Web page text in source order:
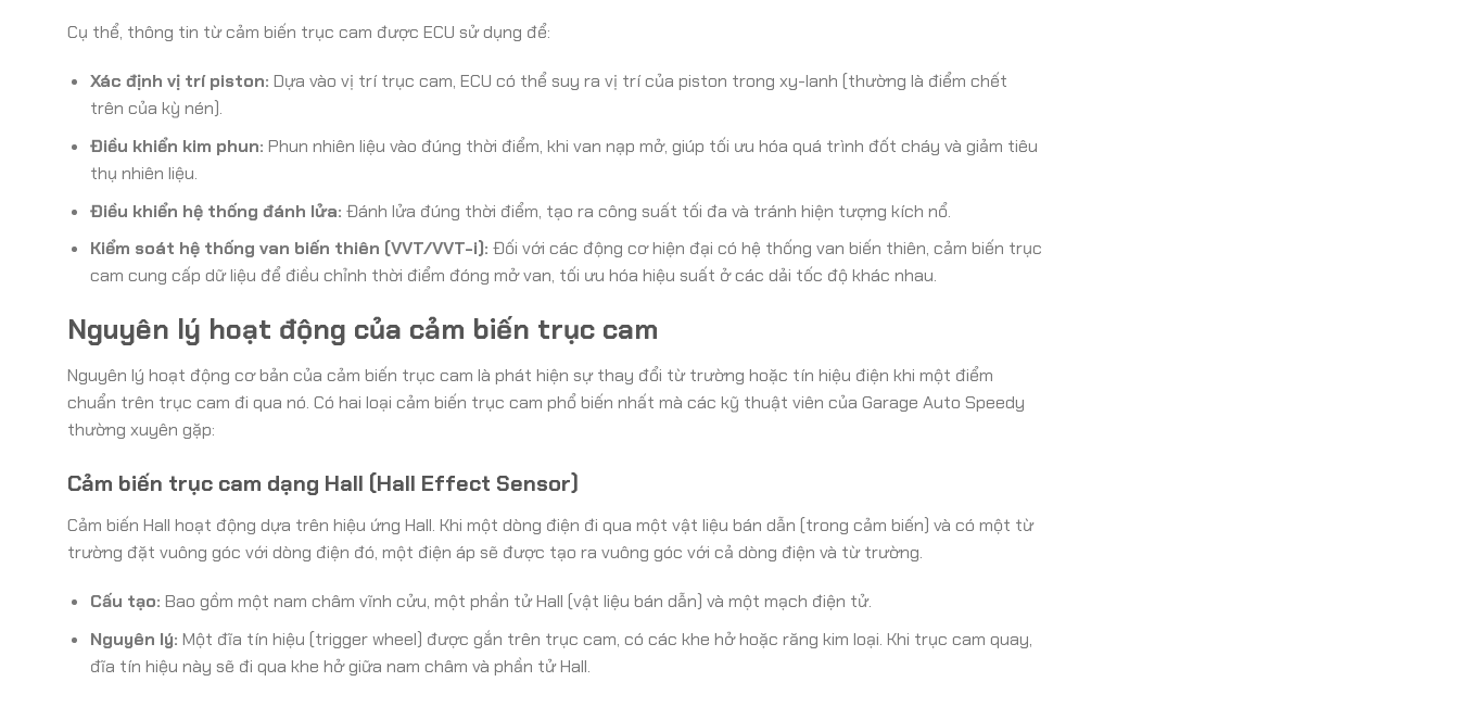
Cụ thể, thông tin từ cảm biến trục cam được ECU sử dụng để:
Xác định vị trí piston: Dựa vào vị trí trục cam, ECU có thể suy ra vị trí của piston trong xy-lanh (thường là điểm chết
trên của kỳ nén).
Điều khiển kim phun: Phun nhiên liệu vào đúng thời điểm, khi van nạp mở, giúp tối ưu hóa quá trình đốt cháy và giảm tiêu
thụ nhiên liệu.
Điều khiển hệ thống đánh lửa: Đánh lửa đúng thời điểm, tạo ra công suất tối đa và tránh hiện tượng kích nổ.
Kiểm soát hệ thống van biến thiên (VVT/VVT-i): Đối với các động cơ hiện đại có hệ thống van biến thiên, cảm biến trục
cam cung cấp dữ liệu để điều chỉnh thời điểm đóng mở van, tối ưu hóa hiệu suất ở các dải tốc độ khác nhau.
Nguyên lý hoạt động của cảm biến trục cam
Nguyên lý hoạt động cơ bản của cảm biến trục cam là phát hiện sự thay đổi từ trường hoặc tín hiệu điện khi một điểm
chuẩn trên trục cam đi qua nó. Có hai loại cảm biến trục cam phổ biến nhất mà các kỹ thuật viên của Garage Auto Speedy
thường xuyên gặp:
Cảm biến trục cam dạng Hall (Hall Effect Sensor)
Cảm biến Hall hoạt động dựa trên hiệu ứng Hall. Khi một dòng điện đi qua một vật liệu bán dẫn (trong cảm biến) và có một từ
trường đặt vuông góc với dòng điện đó, một điện áp sẽ được tạo ra vuông góc với cả dòng điện và từ trường.
Cấu tạo: Bao gồm một nam châm vĩnh cửu, một phần tử Hall (vật liệu bán dẫn) và một mạch điện tử.
Nguyên lý: Một đĩa tín hiệu (trigger wheel) được gắn trên trục cam, có các khe hở hoặc răng kim loại. Khi trục cam quay,
đĩa tín hiệu này sẽ đi qua khe hở giữa nam châm và phần tử Hall.